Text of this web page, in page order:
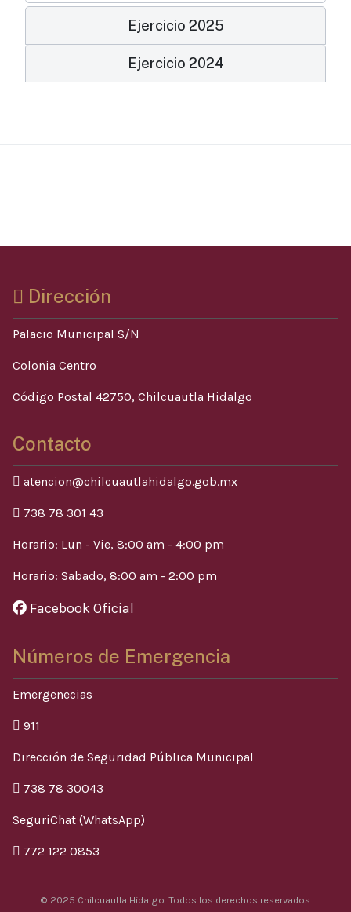
Ejercicio 2025
Ejercicio 2024
Dirección
Palacio Municipal S/N
Colonia Centro
Código Postal 42750, Chilcuautla Hidalgo
Contacto
atencion@chilcuautlahidalgo.gob.mx
738 78 301 43
Horario: Lun - Vie, 8:00 am - 4:00 pm
Horario: Sabado, 8:00 am - 2:00 pm
Facebook Oficial
Números de Emergencia
Emergenecias
911
Dirección de Seguridad Pública Municipal
738 78 30043
SeguriChat (WhatsApp)
772 122 0853
© 2025 Chilcuautla Hidalgo. Todos los derechos reservados.